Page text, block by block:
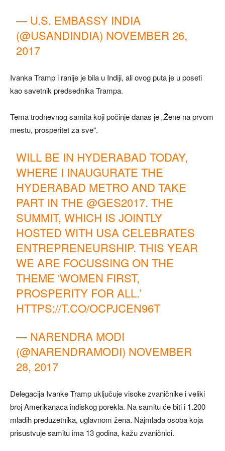
— U.S. EMBASSY INDIA
(@USANDINDIA) NOVEMBER 26,
2017
Ivanka Tramp i ranije je bila u Indiji, ali ovog puta je u poseti
kao savetnik predsednika Trampa.
Tema trodnevnog samita koji počinje danas je „Žene na prvom
mestu, prosperitet za sve“.
WILL BE IN HYDERABAD TODAY,
WHERE I INAUGURATE THE
HYDERABAD METRO AND TAKE
PART IN THE@GES2017. THE
SUMMIT, WHICH IS JOINTLY
HOSTED WITH USA CELEBRATES
ENTREPRENEURSHIP. THIS YEAR
WE ARE FOCUSSING ON THE
THEME 'WOMEN FIRST,
PROSPERITY FOR ALL.’
HTTPS://T.CO/OCPJCEN96T
— NARENDRA MODI
(@NARENDRAMODI) NOVEMBER
28, 2017
Delegacija Ivanke Tramp uključuje visoke zvaničnike i veliki
broj Amerikanaca indiskog porekla. Na samitu će biti i 1.200
mladih preduzetnika, uglavnom žena. Najmlađa osoba koja
prisustvuje samitu ima 13 godina, kažu zvaničnici.